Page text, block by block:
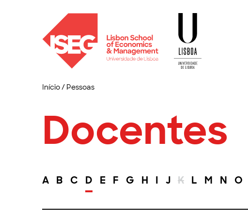
Início/ Pessoas
Docentes
A B C D E F G H I J K L M N O